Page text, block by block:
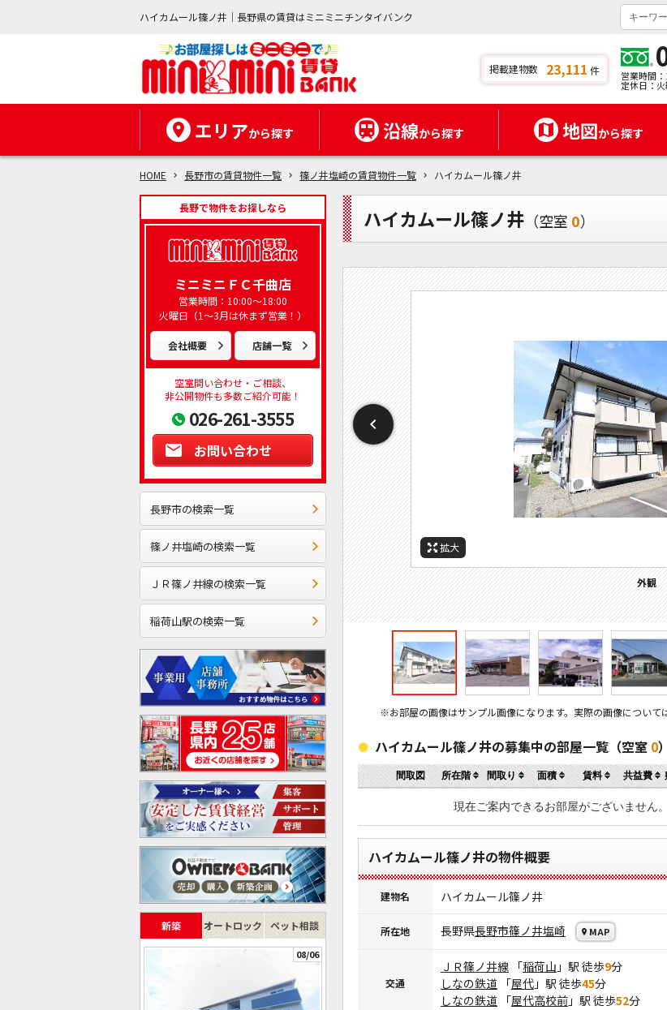
ハイカムール篠ノ井｜長野県の賃貸はミニミニチンタイバンク
掲載建物数 23,111 件 営業時間
定休日：
エリアから探す 沿線から探す 地図から探す
HOME 長野市の賃貸物件一覧 篠ノ井塩崎の賃貸物件一覧 ハイカムール篠ノ井
長野で物件をお探しなら
ミニミニＦＣ千曲店
営業時間：10:00～18:00
火曜日（1～3月は休まず営業！）
会社概要 店舗一覧
空室問い合わせ・ご相談、
非公開物件も多数ご紹介可能！
026-261-3555
お問い合わせ
長野市の検索一覧
篠ノ井塩崎の検索一覧
ＪＲ篠ノ井線の検索一覧
稲荷山駅の検索一覧
新築 オートロック ペット相談
08/06
ハイカムール篠ノ井 （空室 0）
拡大
外観
拡大
周辺施設：コ
拡大
周辺施設：
拡大
周辺施設：
拡大
周辺施設：高
拡大
周辺施設：
拡大
周辺施設：
※お部屋の画像はサンプル画像になります。実際の画像について
ハイカムール篠ノ井の募集中の部屋一覧（空室 0）
間取図 所在階 間取り 面積 賃料 共益費
現在ご案内できるお部屋がございません。
ハイカムール篠ノ井の物件概要
建物名 ハイカムール篠ノ井
所在地 長野県長野市篠ノ井塩崎 MAP
交通
ＪＲ篠ノ井線 「稲荷山 」駅 徒歩9分
しなの鉄道 「屋代 」駅 徒歩45分
しなの鉄道 「屋代高校前 」駅 徒歩52分